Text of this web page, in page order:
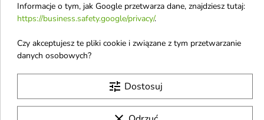
Lovro
La Vida
L'biotica
L'oreal
Lacoste
Informacje o tym, jak Google przetwarza dane, znajdziesz tutaj:
https://business.safety.google/privacy/.
Czy akceptujesz te pliki cookie i związane z tym przetwarzanie
danych osobowych?
tune Dostosuj